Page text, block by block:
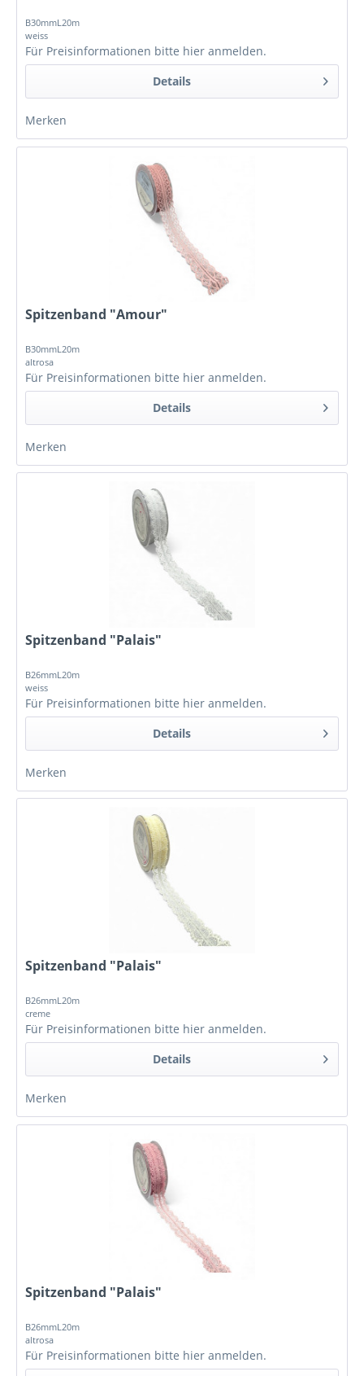
B30mmL20m
weiss
Für Preisinformationen bitte hier anmelden.
Details
Merken
Spitzenband "Amour"
B30mmL20m
altrosa
Für Preisinformationen bitte hier anmelden.
Details
Merken
Spitzenband "Palais"
B26mmL20m
weiss
Für Preisinformationen bitte hier anmelden.
Details
Merken
Spitzenband "Palais"
B26mmL20m
creme
Für Preisinformationen bitte hier anmelden.
Details
Merken
Spitzenband "Palais"
B26mmL20m
altrosa
Für Preisinformationen bitte hier anmelden.